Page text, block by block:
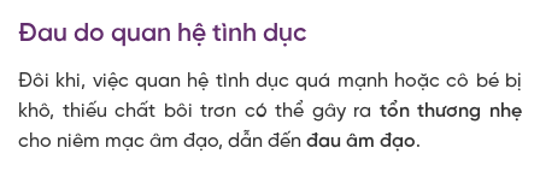
Đau do quan hệ tình dục
Đôi khi, việc quan hệ tình dục quá mạnh hoặc cô bé bị
khô, thiếu chất bôi trơn có thể gây ra tổn thương nhẹ
cho niêm mạc âm đạo, dẫn đến đau âm đạo.